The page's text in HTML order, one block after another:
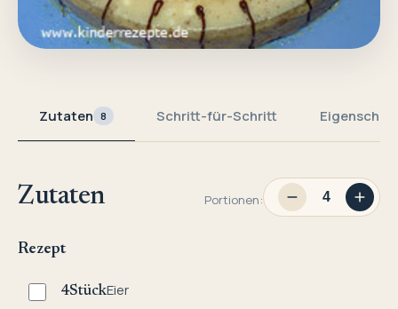
Zutaten 8 Schritt-für-Schritt
Zutaten Portionen:
Rezept
4StückEier